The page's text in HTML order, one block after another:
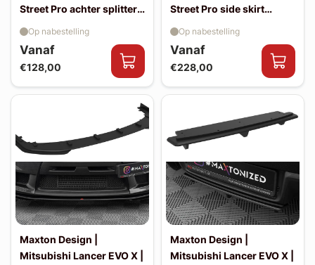
Street Pro achter splitters
incl. flaps
Vanaf
€128,00
Op nabestelling
Street Pro side skirt
splitters incl. flaps
Vanaf
€228,00
Op nabestelling
Maxton Design |
Mitsubishi Lancer EVO X |
Maxton Design |
Mitsubishi Lancer EVO X |